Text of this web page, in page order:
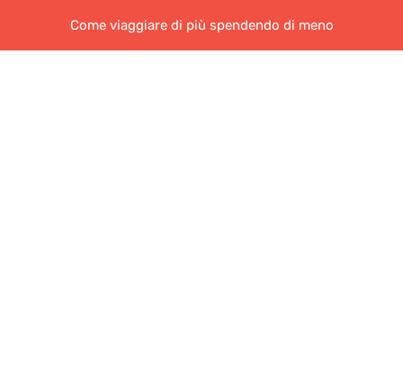
Come viaggiare di più spendendo di meno